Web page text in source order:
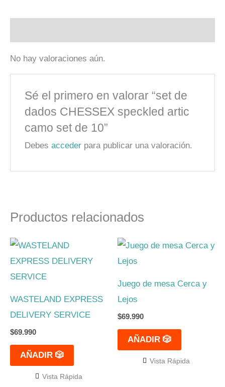
No hay valoraciones aún.
Sé el primero en valorar “set de
dados CHESSEX speckled artic
camo set de 10”
Debesacceder para publicar una valoración.
Productos relacionados
WASTELAND EXPRESS
DELIVERY SERVICE
$69.990
AÑADIR 🎲
Vista Rápida
Juego de mesa Cerca y
Lejos
$69.990
AÑADIR 🎲
Vista Rápida